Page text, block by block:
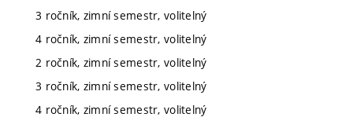
3 ročník, zimní semestr, volitelný
4 ročník, zimní semestr, volitelný
2 ročník, zimní semestr, volitelný
3 ročník, zimní semestr, volitelný
4 ročník, zimní semestr, volitelný